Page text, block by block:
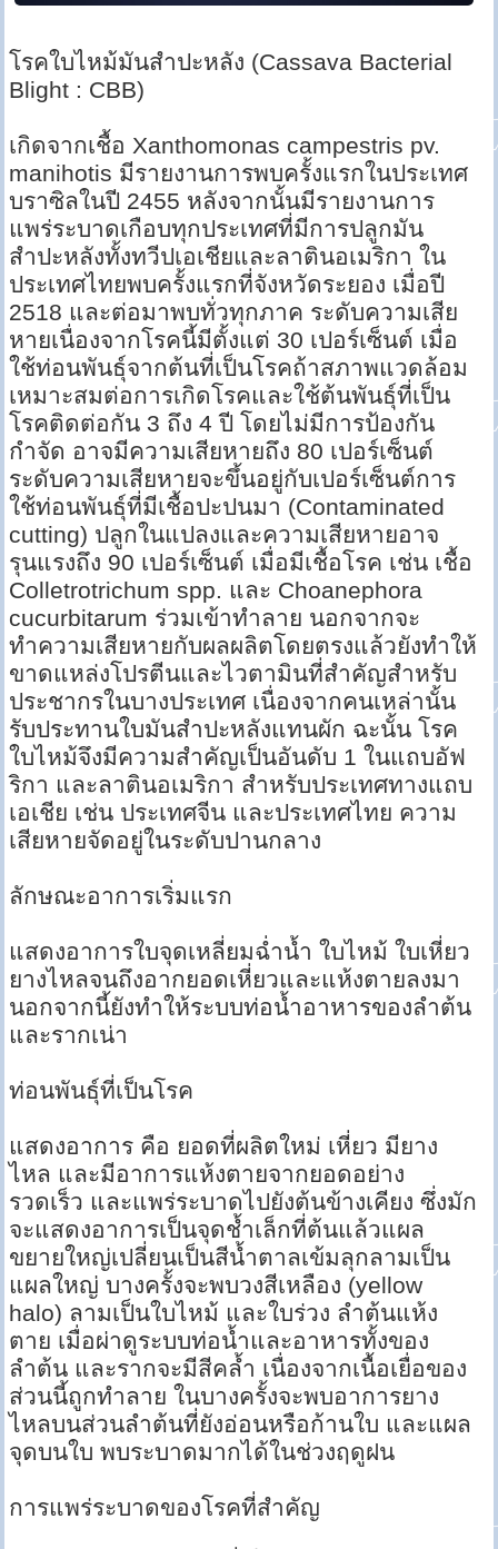
โรคใบไหม้มันสำปะหลัง (Cassava Bacterial
Blight : CBB)
เกิดจากเชื้อ Xanthomonas campestris pv.
manihotis มีรายงานการพบครั้งแรกในประเทศ
บราซิลในปี 2455 หลังจากนั้นมีรายงานการ
แพร่ระบาดเกือบทุกประเทศที่มีการปลูกมัน
สำปะหลังทั้งทวีปเอเชียและลาตินอเมริกา ใน
ประเทศไทยพบครั้งแรกที่จังหวัดระยอง เมื่อปี
2518 และต่อมาพบทั่วทุกภาค ระดับความเสีย
หายเนื่องจากโรคนี้มีตั้งแต่ 30 เปอร์เซ็นต์ เมื่อ
ใช้ท่อนพันธุ์จากต้นที่เป็นโรคถ้าสภาพแวดล้อม
เหมาะสมต่อการเกิดโรคและใช้ต้นพันธุ์ที่เป็น
โรคติดต่อกัน 3 ถึง 4 ปี โดยไม่มีการป้องกัน
กำจัด อาจมีความเสียหายถึง 80 เปอร์เซ็นต์
ระดับความเสียหายจะขึ้นอยู่กับเปอร์เซ็นต์การ
ใช้ท่อนพันธุ์ที่มีเชื้อปะปนมา (Contaminated
cutting) ปลูกในแปลงและความเสียหายอาจ
รุนแรงถึง 90 เปอร์เซ็นต์ เมื่อมีเชื้อโรค เช่น เชื้อ
Colletrotrichum spp. และ Choanephora
cucurbitarum ร่วมเข้าทำลาย นอกจากจะ
ทำความเสียหายกับผลผลิตโดยตรงแล้วยังทำให้
ขาดแหล่งโปรตีนและไวตามินที่สำคัญสำหรับ
ประชากรในบางประเทศ เนื่องจากคนเหล่านั้น
รับประทานใบมันสำปะหลังแทนผัก ฉะนั้น โรค
ใบไหม้จึงมีความสำคัญเป็นอันดับ 1 ในแถบอัฟ
ริกา และลาตินอเมริกา สำหรับประเทศทางแถบ
เอเชีย เช่น ประเทศจีน และประเทศไทย ความ
เสียหายจัดอยู่ในระดับปานกลาง
ลักษณะอาการเริ่มแรก
แสดงอาการใบจุดเหลี่ยมฉํ่านํ้า ใบไหม้ ใบเหี่ยว
ยางไหลจนถึงอากยอดเหี่ยวและแห้งตายลงมา
นอกจากนี้ยังทำให้ระบบท่อนํ้าอาหารของลำต้น
และรากเน่า
ท่อนพันธุ์ที่เป็นโรค
แสดงอาการ คือ ยอดที่ผลิตใหม่ เหี่ยว มียาง
ไหล และมีอาการแห้งตายจากยอดอย่าง
รวดเร็ว และแพร่ระบาดไปยังต้นข้างเคียง ซึ่งมัก
จะแสดงอาการเป็นจุดชํ้าเล็กที่ต้นแล้วแผล
ขยายใหญ่เปลี่ยนเป็นสีนํ้าตาลเข้มลุกลามเป็น
แผลใหญ่ บางครั้งจะพบวงสีเหลือง (yellow
halo) ลามเป็นใบไหม้ และใบร่วง ลำต้นแห้ง
ตาย เมื่อผ่าดูระบบท่อนํ้าและอาหารทั้งของ
ลำต้น และรากจะมีสีคลํ้า เนื่องจากเนื้อเยื่อของ
ส่วนนี้ถูกทำลาย ในบางครั้งจะพบอาการยาง
ไหลบนส่วนลำต้นที่ยังอ่อนหรือก้านใบ และแผล
จุดบนใบ พบระบาดมากได้ในช่วงฤดูฝน
การแพร่ระบาดของโรคที่สำคัญ